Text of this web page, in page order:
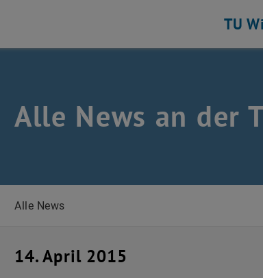
TU
Alle News an der
Alle News
14. April 2015